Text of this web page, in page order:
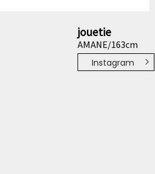
jouetie
AMANE/163cm
Instagram